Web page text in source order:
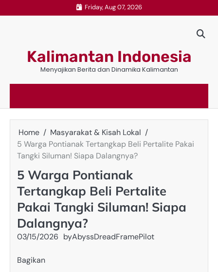
to
Friday, Aug 07, 2026
Kalimantan Indonesia
Menyajikan Berita dan Dinamika Kalimantan
Home
Masyarakat & Kisah Lokal
5 Warga Pontianak Tertangkap Beli Pertalite Pakai
Tangki Siluman! Siapa Dalangnya?
5 Warga Pontianak
Tertangkap Beli Pertalite
Pakai Tangki Siluman! Siapa
Dalangnya?
03/15/2026 byAbyssDreadFramePilot
Bagikan